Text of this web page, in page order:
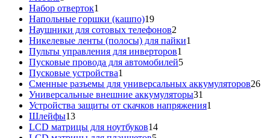
товаров
Набор отверток1
товар
Напольные горшки (кашпо)1919
товаров
Наушники для сотовых телефонов2
товара
Никелевые ленты (полосы) для пайки1
Пульты управления для инверторов1
товар
Пусковые провода для автомобилей55
Пусковые устройства1
товар
Сменные разъемы для универсальных аккумуляторов2626
Универсальные внешние аккумуляторы31
товар
Устройства защиты от скачков напряжения1
Шлейфы1313
товаров
LCD матрицы для ноутбуков1414